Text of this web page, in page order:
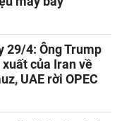
29/4: Ông Trump
của Iran về
UAE rời OPEC